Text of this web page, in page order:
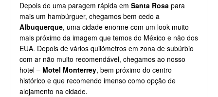
Depois de uma paragem rápida em Santa Rosapara
mais um hambúrguer, chegamos bem cedo a
Albuquerque, uma cidade enorme com um look muito
mais próximo da imagem que temos do México e não dos
EUA. Depois de vários quilómetros em zona de subúrbio
com ar não muito recomendável, chegamos ao nosso
hotel – Motel Monterrey, bem próximo do centro
histórico e que recomendo imenso como opção de
alojamento na cidade.